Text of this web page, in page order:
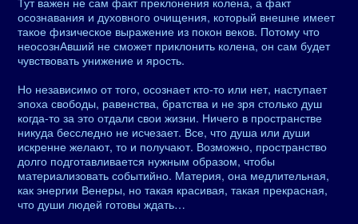
осознавания и духовного очищения, который внешне имеет
такое физическое выражение из покон веков. Потому что
неосознАвший не сможет приклонить колена, он сам будет
чувствовать унижение и ярость.
Но независимо от того, осознает кто-то или нет, наступает
эпоха свободы, равенства, братства и не зря столько душ
когда-то за это отдали свои жизни. Ничего в пространстве
никуда бесследно не исчезает. Все, что душа или души
искренне желают, то и получают. Возможно, пространство
долго подготавливается нужным образом, чтобы
материализовать событийно. Материя, она медлительная,
как энергии Венеры, но такая красивая, такая прекрасная,
что души людей готовы ждать…